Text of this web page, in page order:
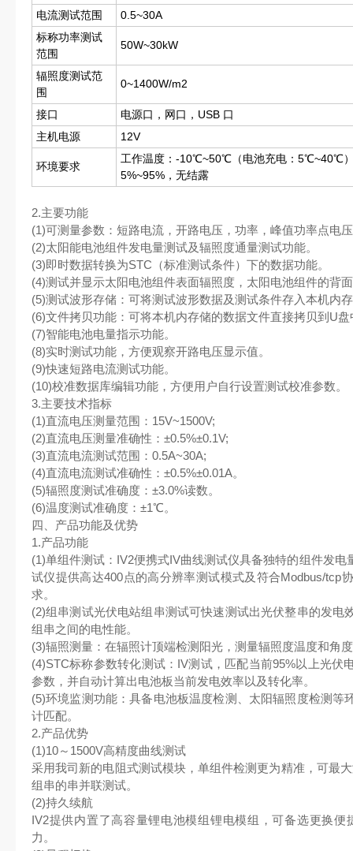
电流测试范围
0.5~30A
标称功率测试
范围
50W~30kW
辐照度测试范
围
0~1400W/m2
接口
电源口，网口，USB 口
主机电源
12V
环境要求
工作温度：-10℃~50℃（电池充电：5℃~40℃
5%~95%，无结露
2.主要功能
(1)可测量参数：短路电流，开路电压，功率，峰值功率点电
(2)太阳能电池组件发电量测试及辐照度通量测试功能。
(3)即时数据转换为STC（标准测试条件）下的数据功能。
(4)测试并显示太阳电池组件表面辐照度，太阳电池组件的背
(5)测试波形存储：可将测试波形数据及测试条件存入本机内
(6)文件拷贝功能：可将本机内存储的数据文件直接拷贝到U盘
(7)智能电池电量指示功能。
(8)实时测试功能，方便观察开路电压显示值。
(9)快速短路电流测试功能。
(10)校准数据库编辑功能，方便用户自行设置测试校准参数。
3.主要技术指标
(1)直流电压测量范围：15V~1500V;
(2)直流电压测量准确性：±0.5%±0.1V;
(3)直流电流测试范围：0.5A~30A;
(4)直流电流测试准确性：±0.5%±0.01A。
(5)辐照度测试准确度：±3.0%读数。
(6)温度测试准确度：±1℃。
四、产品功能及优势
1.产品功能
(1)单组件测试：IV2便携式IV曲线测试仪具备独特的组件发
试仪提供⾼达400点的⾼分辨率测试模式及符合Modbus/tcp
求。
(2)组串测试光伏电站组串测试可快速测试出光伏整串的发电
组串之间的电性能。
(3)辐照测量：在辐照计顶端检测阳光，测量辐照度温度和角
(4)STC标称参数转化测试：IV测试，匹配当前95%以上光伏
参数，并⾃动计算出电池板当前发电效率以及转化率。
(5)环境监测功能：具备电池板温度检测、太阳辐照度检测等
计匹配。
2.产品优势
(1)10～1500V⾼精度曲线测试
采⽤我司新的电阻式测试模块，单组件检测更为精准，可最
组串的串并联测试。
(2)持久续航
IV2提供内置了⾼容量锂电池模组锂电模组，可备选更换
⼒。